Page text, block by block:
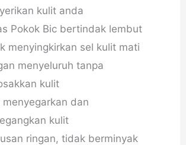
kulit anda
Pokok Bic bertindak lembut
menyingkirkan sel kulit mati
menyeluruh tanpa
kulit
menyegarkan dan
kulit
ringan, tidak berminyak